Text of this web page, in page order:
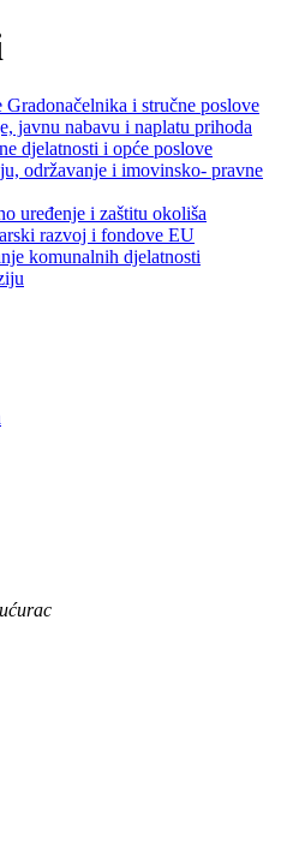
i stručne poslove
javnu nabavu i naplatu prihoda
djelatnosti i opće poslove
održavanje i imovinsko- pravne
uređenje i zaštitu okoliša
razvoj i fondove EU
komunalnih djelatnosti